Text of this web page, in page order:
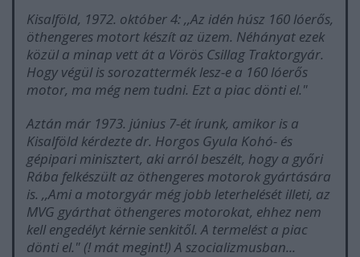
Kisalföld, 1972. október 4: ,,Az idén húsz 160 lóerős,
öthengeres motort készít az üzem. Néhányat ezek
közül a minap vett át a Vörös Csillag Traktorgyár.
Hogy végül is sorozattermék lesz-e a 160 lóerős
motor, ma még nem tudni. Ezt a piac dönti el."
Aztán már 1973. június 7-ét írunk, amikor is a
Kisalföld kérdezte dr. Horgos Gyula Kohó- és
gépipari minisztert, aki arról beszélt, hogy a győri
Rába felkészült az öthengeres motorok gyártására
is. ,,Ami a motorgyár még jobb leterhelését illeti, az
MVG gyárthat öthengeres motorokat, ehhez nem
kell engedélyt kérnie senkitől. A termelést a piac
dönti el." (! mát megint!) A szocializmusban...